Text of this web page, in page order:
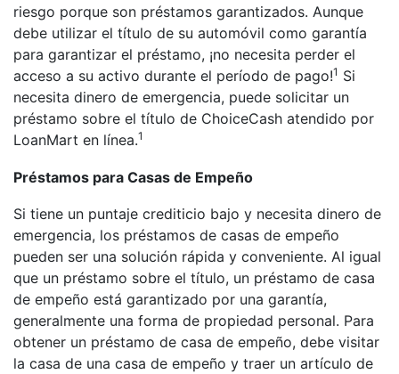
riesgo porque son préstamos garantizados. Aunque
debe utilizar el título de su automóvil como garantía
para garantizar el préstamo, ¡no necesita perder el
acceso a su activo durante el período de pago!1 Si
necesita dinero de emergencia, puede solicitar un
préstamo sobre el título de ChoiceCash atendido por
LoanMart en línea.1
Préstamos para Casas de Empeño
Si tiene un puntaje crediticio bajo y necesita dinero de
emergencia, los préstamos de casas de empeño
pueden ser una solución rápida y conveniente. Al igual
que un préstamo sobre el título, un préstamo de casa
de empeño está garantizado por una garantía,
generalmente una forma de propiedad personal. Para
obtener un préstamo de casa de empeño, debe visitar
la casa de una casa de empeño y traer un artículo de